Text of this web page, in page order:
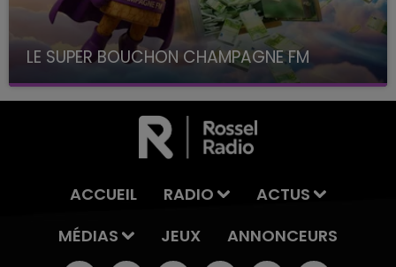
LE SUPER BOUCHON CHAMPAGNE FM
avec La Famille Champagne FM, à 8H10
ACCUEIL RADIO
ACTUS
MÉDIAS
JEUX ANNONCEURS